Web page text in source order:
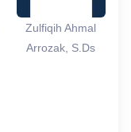
Zulfiqih Ahmal
Arrozak, S.Ds